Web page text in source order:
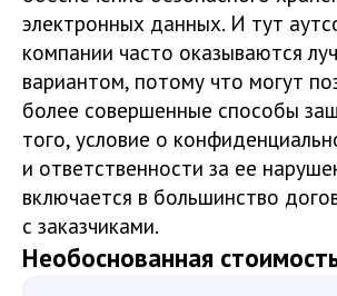
электронных данных. И тут
компании часто оказываются
вариантом, потому что могут
более совершенные способы
того, условие о
и ответственности за ее
включается в большинство
с заказчиками.
Необоснованная